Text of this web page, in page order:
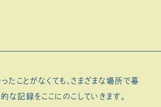
たことがなくても、さまざまな場所で暮
な記録をここにのこしていきます。